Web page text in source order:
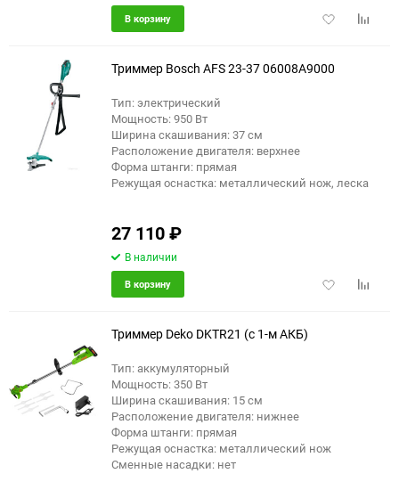
Добавить
В корзину
Триммер Bosch AFS 23-37 06008A9000
Тип: электрический
Мощность: 950 Вт
Ширина скашивания: 37 см
Расположение двигателя: верхнее
Форма штанги: прямая
Режущая оснастка: металлический нож, леска
27 110₽
В наличии
Добавить
В корзину
еще 2 фото
Триммер Deko DKTR21 (с 1-м АКБ)
Тип: аккумуляторный
Мощность: 350 Вт
Ширина скашивания: 15 см
Расположение двигателя: нижнее
Форма штанги: прямая
Режущая оснастка: металлический нож
Сменные насадки: нет